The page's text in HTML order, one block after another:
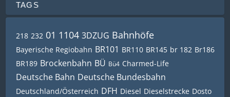
TAGS
218 232 01 1104 3DZUG Bahnhöfe
Bayerische Regiobahn BR101 BR110 BR145 br 182 Br186
BR189 Brockenbahn BÜ Bü4 Charmed-Life
Deutsche Bahn Deutsche Bundesbahn
Deutschland/Österreich DFH Diesel Dieselstrecke Dosto